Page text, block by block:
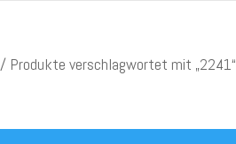
/ Produkte verschlagwortet mit „2241“